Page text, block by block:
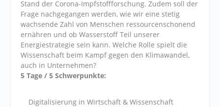
Stand der Corona-Impfstoffforschung. Zudem soll der
Frage nachgegangen werden, wie wir eine stetig
wachsende Zahl von Menschen ressourcenschonend
ernähren und ob Wasserstoff Teil unserer
Energiestrategie sein kann. Welche Rolle spielt die
Wissenschaft beim Kampf gegen den Klimawandel,
auch in Unternehmen?
5 Tage / 5 Schwerpunkte:
Digitalisierung in Wirtschaft & Wissenschaft